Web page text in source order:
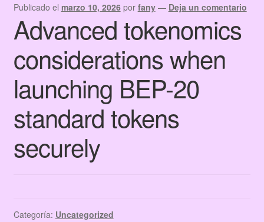
Home
Información de Compra
My Account
Terms & Conditions
Tienda
Publicado el marzo 10, 2026 por fany — Deja un comentario
Advanced tokenomics
considerations when
launching BEP-20
standard tokens
securely
Categoría: Uncategorized